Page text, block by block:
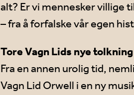
alt? Er vi mennesker villige
– fra å forfalske vår egen
Tore Vagn Lids nye
Fra en annen urolig tid,
Vagn Lid Orwell i en ny